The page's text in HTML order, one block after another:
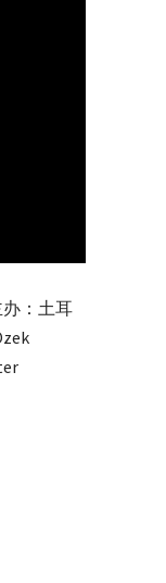
：土耳